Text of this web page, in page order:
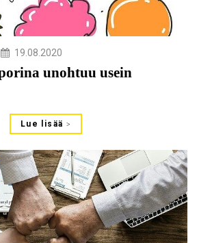
19.08.2020
unohtuu usein
Lue lisää